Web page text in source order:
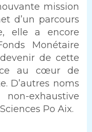
mission
d’un parcours
elle a encore
Monétaire
de cette
au cœur de
D’autres noms
exhaustive
Po Aix.